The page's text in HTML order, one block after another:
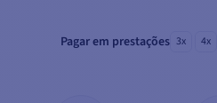
Pagar em prestações 3x 4x